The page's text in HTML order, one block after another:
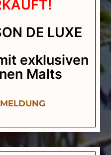
DE LUXE
exklusiven
Malts